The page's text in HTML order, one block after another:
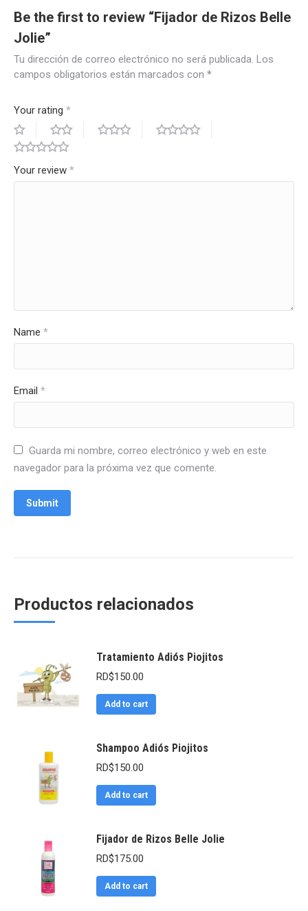
Be the first to review “Fijador de Rizos Belle
Jolie”
Tu dirección de correo electrónico no será publicada. Los
campos obligatorios están marcados con *
Your rating *
Your review *
Name *
Email *
Guarda mi nombre, correo electrónico y web en este
navegador para la próxima vez que comente.
Productos relacionados
Tratamiento Adiós Piojitos
RD$150.00
Add to cart
Shampoo Adiós Piojitos
RD$150.00
Add to cart
Fijador de Rizos Belle Jolie
RD$175.00
Add to cart